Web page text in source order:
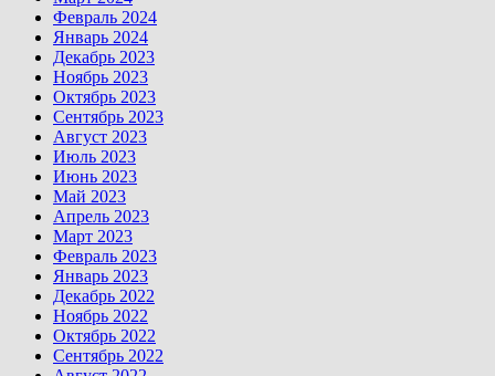
Февраль 2024
Январь 2024
Декабрь 2023
Ноябрь 2023
Октябрь 2023
Сентябрь 2023
Август 2023
Июль 2023
Июнь 2023
Май 2023
Апрель 2023
Март 2023
Февраль 2023
Январь 2023
Декабрь 2022
Ноябрь 2022
Октябрь 2022
Сентябрь 2022